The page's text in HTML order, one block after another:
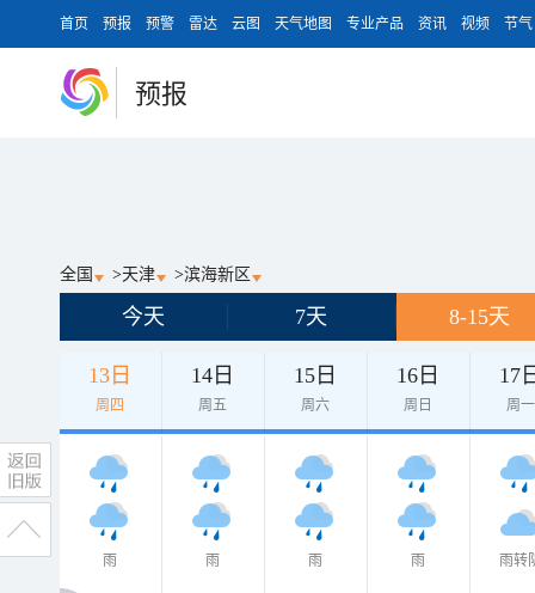
首页 预报 预警 雷达 云图 天气地图 专业产品 资讯 视频 节气
预报
全国 >天津 >滨海新区
今天 7天 8-15天
13日
周四
14日
周五
15日
周六
16日
周日
17
周一
雨 雨 雨 雨 雨转